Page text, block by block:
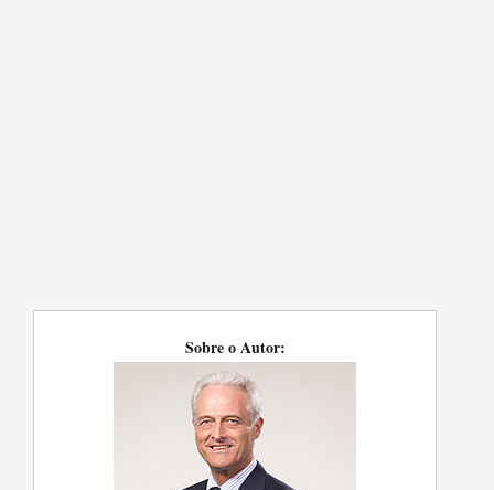
Sobre o Autor: